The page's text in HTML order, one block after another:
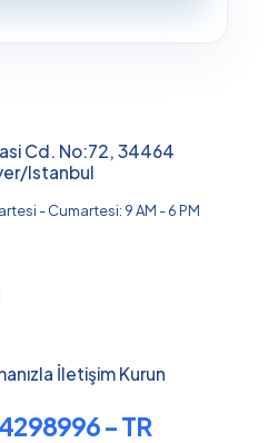
Cd. No:72, 34464
Istanbul
- Cumartesi: 9 AM - 6 PM
İletişim Kurun
- TR